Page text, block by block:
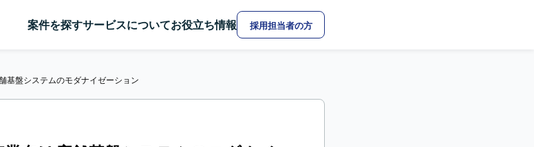
案件を探すサービスについてお役立ち情報 採用担当者の方
基盤システムのモダナイゼーション